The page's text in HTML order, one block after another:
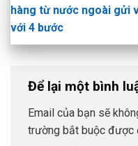
hàng từ nước ngoài gửi
với 4 bước
Để lại một bình
Email của bạn sẽ
trường bắt buộc được